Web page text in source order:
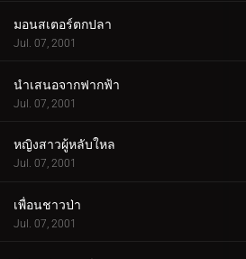
มอนสเตอร์ตกปลา
Jul. 07, 2001
นำเสนอจากฟากฟ้า
Jul. 07, 2001
หญิงสาวผู้หลับใหล
Jul. 07, 2001
เพื่อนชาวป่า
Jul. 07, 2001